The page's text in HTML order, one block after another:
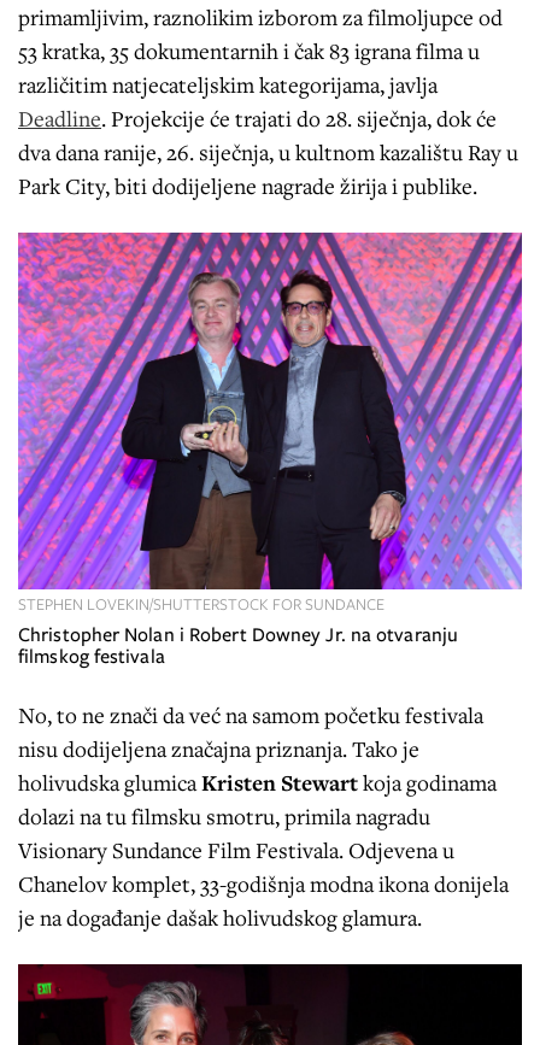
primamljivim, raznolikim izborom za filmoljupce od
53 kratka, 35 dokumentarnih i čak 83 igrana filma u
različitim natjecateljskim kategorijama, javlja
Deadline. Projekcije će trajati do 28. siječnja, dok će
dva dana ranije, 26. siječnja, u kultnom kazalištu Ray u
Park City, biti dodijeljene nagrade žirija i publike.
Christopher Nolan i Robert Downey Jr. na otvaranju
filmskog festivala
STEPHEN LOVEKIN/SHUTTERSTOCK FOR SUNDANCE
No, to ne znači da već na samom početku festivala
nisu dodijeljena značajna priznanja. Tako je
holivudska glumica Kristen Stewartkoja godinama
dolazi na tu filmsku smotru, primila nagradu
Visionary Sundance Film Festivala. Odjevena u
Chanelov komplet, 33-godišnja modna ikona donijela
je na događanje dašak holivudskog glamura.